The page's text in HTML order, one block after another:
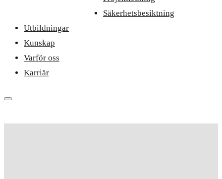
Säkerhetsbesiktning
Utbildningar
Kunskap
Varför oss
Karriär